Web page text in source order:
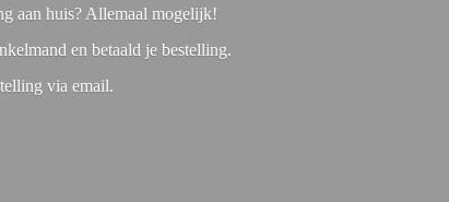
aan huis? Allemaal mogelijk!
en betaald je bestelling.
via email.